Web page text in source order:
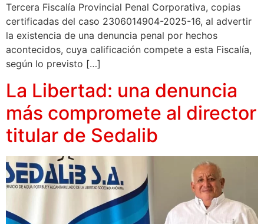
Tercera Fiscalía Provincial Penal Corporativa, copias
certificadas del caso 2306014904-2025-16, al advertir
la existencia de una denuncia penal por hechos
acontecidos, cuya calificación compete a esta Fiscalía,
según lo previsto […]
La Libertad: una denuncia
más compromete al director
titular de Sedalib